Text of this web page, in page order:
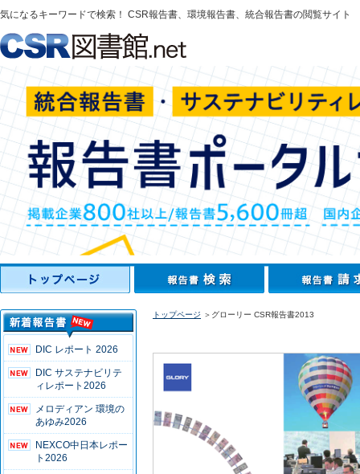
気になるキーワードで検索！ CSR報告書、環境報告書、統合報告書の閲覧サイト
DIC レポート 2026
DIC サステナビリテ
ィレポート2026
メロディアン 環境の
あゆみ2026
NEXCO中日本レポー
ト2026
トップページ ＞グローリー CSR報告書2013